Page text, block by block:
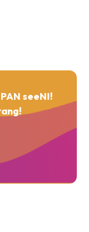
seeNI!